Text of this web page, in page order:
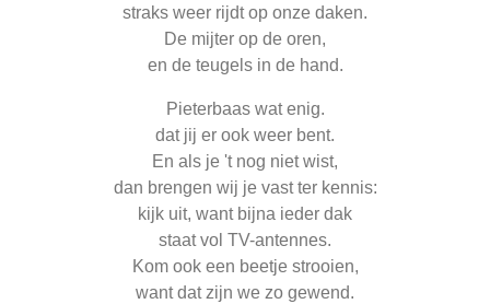
straks weer rijdt op onze daken.
De mijter op de oren,
en de teugels in de hand.
Pieterbaas wat enig.
dat jij er ook weer bent.
En als je 't nog niet wist,
dan brengen wij je vast ter kennis:
kijk uit, want bijna ieder dak
staat vol TV-antennes.
Kom ook een beetje strooien,
want dat zijn we zo gewend.